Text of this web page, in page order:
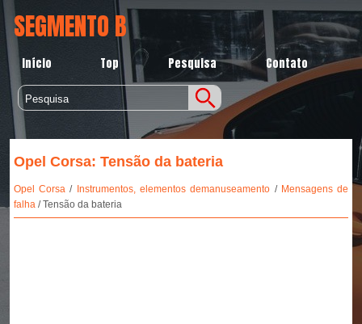
SEGMENTO B
Início Top Pesquisa Contato
Opel Corsa: Tensão da bateria
Opel Corsa/ Instrumentos, elementos demanuseamento / Mensagens de
falha/ Tensão da bateria